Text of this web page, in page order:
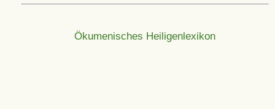
Ökumenisches Heiligenlexikon